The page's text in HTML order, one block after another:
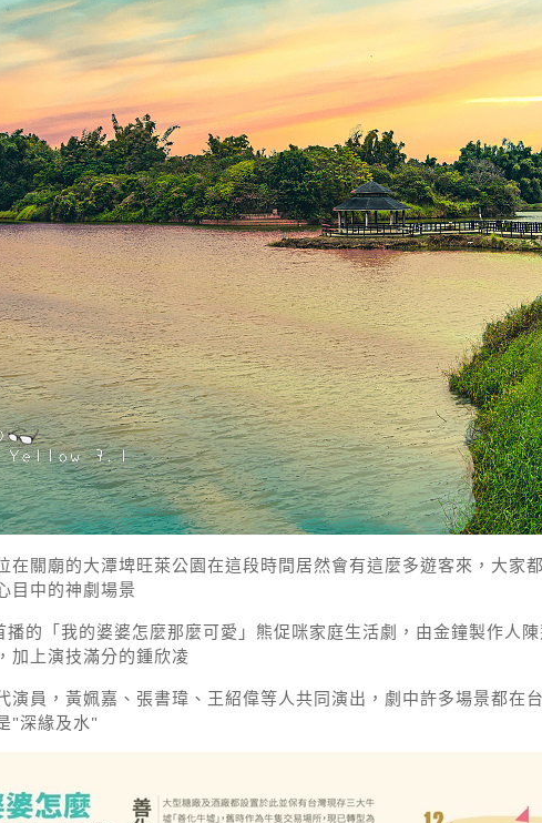
在關廟的大潭埤旺萊公園在這段時間居然會有這麼多遊客來，大家
目中的神劇場景
的「我的婆婆怎麼那麼可愛」熊促咪家庭生活劇，由金鐘製作人
加上演技滿分的鍾欣凌
演員，黃姵嘉、張書瑋、王紹偉等人共同演出，劇中許多場景都在
"深緣及水"